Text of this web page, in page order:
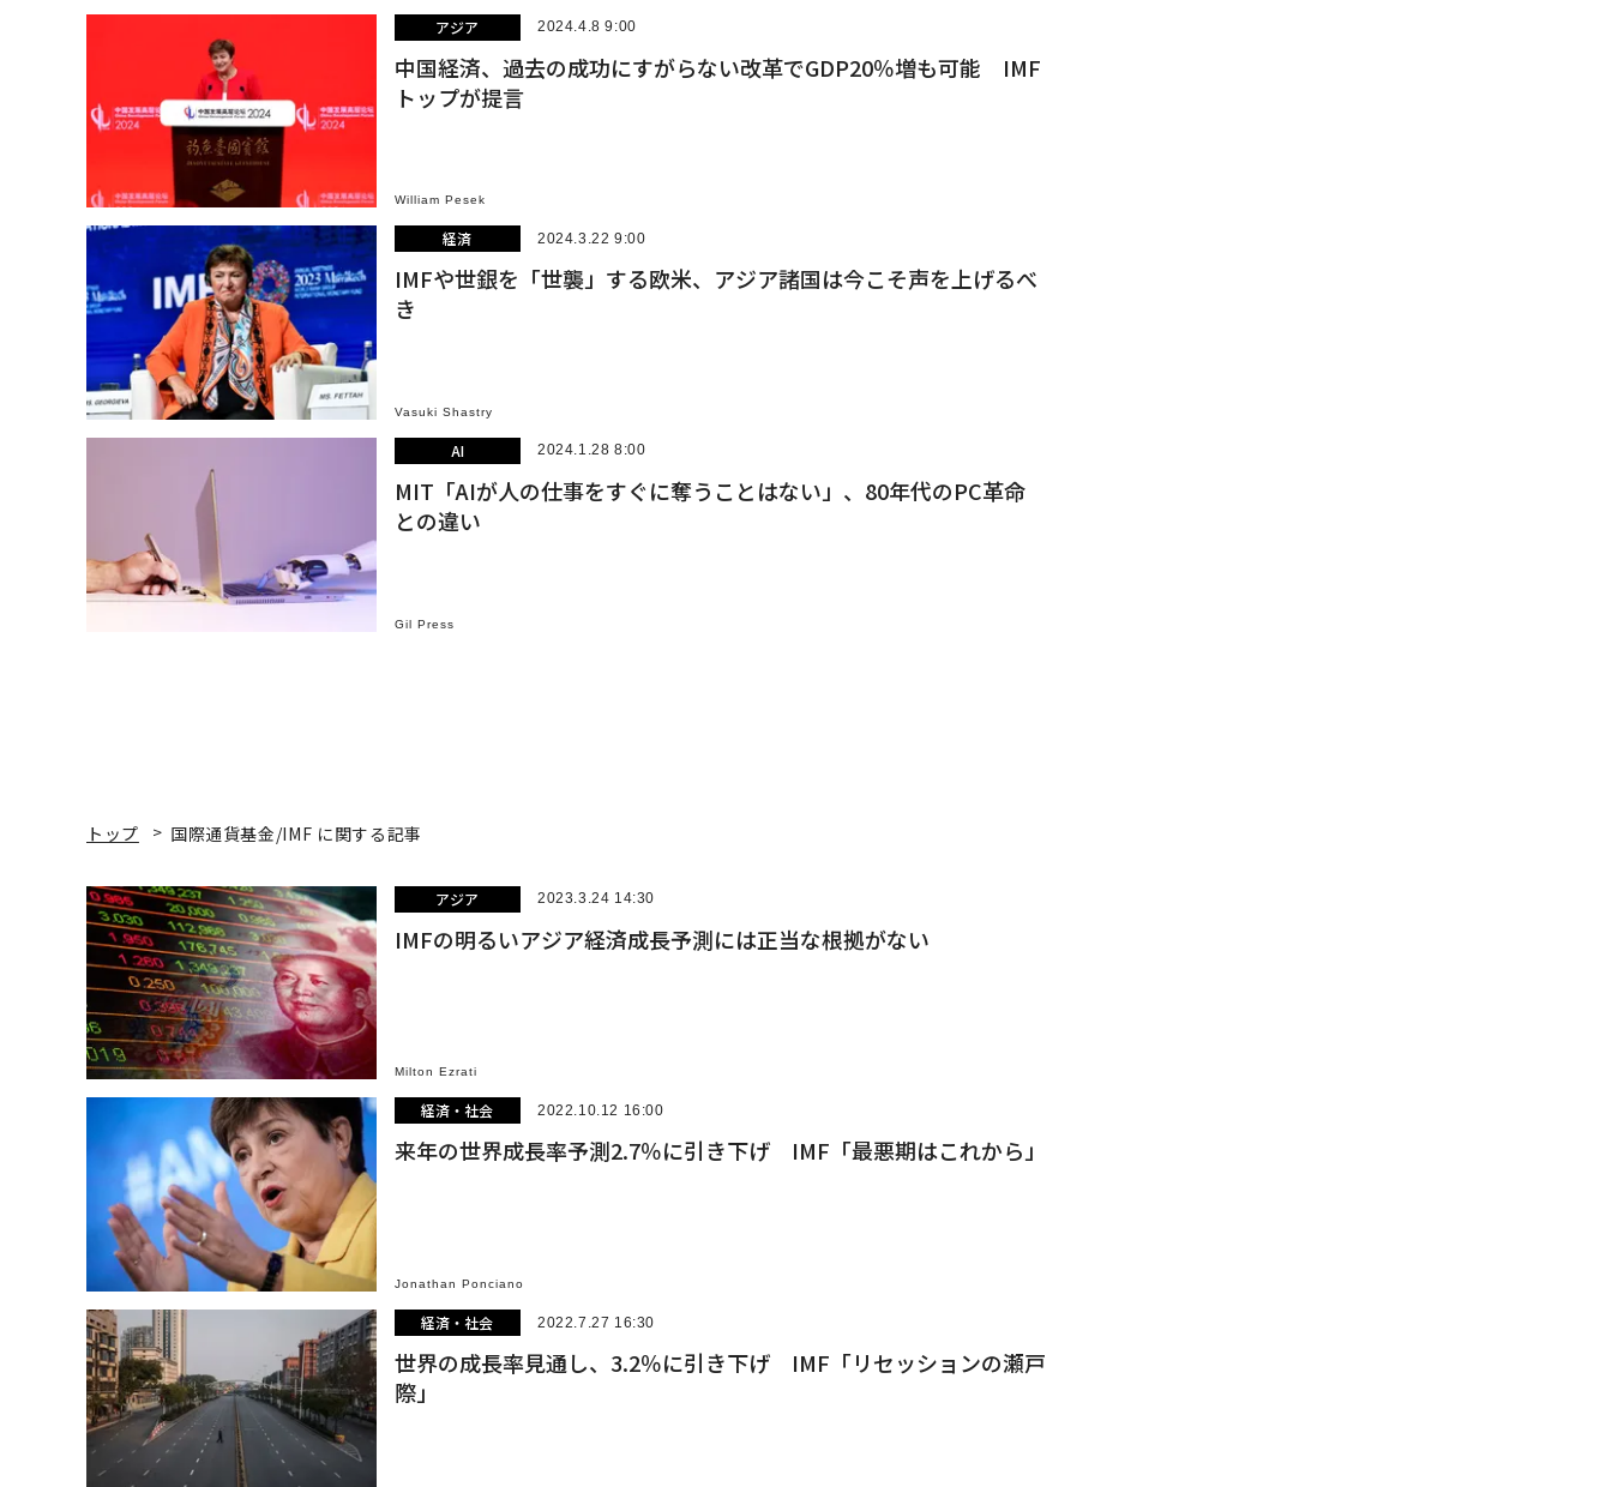
アジア 2024.4.8 9:00
中国経済、過去の成功にすがらない改革でGDP20％増も可能 IMF
トップが提言
William Pesek
経済 2024.3.22 9:00
IMFや世銀を「世襲」する欧米、アジア諸国は今こそ声を上げるべ
き
Vasuki Shastry
AI 2024.1.28 8:00
MIT「AIが人の仕事をすぐに奪うことはない」、80年代のPC革命
との違い
Gil Press
トップ 国際通貨基金/IMF に関する記事
アジア 2023.3.24 14:30
IMFの明るいアジア経済成長予測には正当な根拠がない
Milton Ezrati
経済・社会 2022.10.12 16:00
来年の世界成長率予測2.7％に引き下げ IMF「最悪期はこれから」
Jonathan Ponciano
経済・社会 2022.7.27 16:30
世界の成長率見通し、3.2％に引き下げ IMF「リセッションの瀬戸
際」